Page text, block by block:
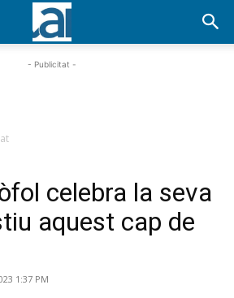
- Publicitat -
celebra la seva
aquest cap de
1:37 PM